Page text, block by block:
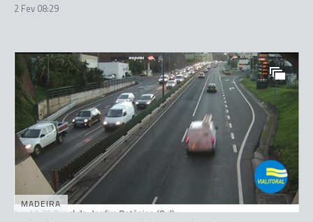
2 Fev 08:29
MADEIRA